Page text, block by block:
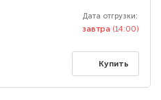
Дата отгрузки:
завтра (14:00)
Купить